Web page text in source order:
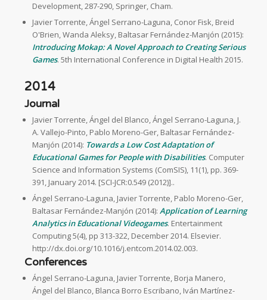
Development, 287-290, Springer, Cham.
Javier Torrente, Ángel Serrano-Laguna, Conor Fisk, Breid
O'Brien, Wanda Aleksy, Baltasar Fernández-Manjón (2015):
Introducing Mokap: A Novel Approach to Creating Serious
Games. 5th International Conference in Digital Health 2015.
2014
Journal
Javier Torrente, Ángel del Blanco, Ángel Serrano-Laguna, J.
A. Vallejo-Pinto, Pablo Moreno-Ger, Baltasar Fernández-
Manjón (2014): Towards a Low Cost Adaptation of
Educational Games for People with Disabilities. Computer
Science and Information Systems (ComSIS), 11(1), pp. 369-
391, January 2014. [SCI-JCR:0.549 (2012)]..
Ángel Serrano-Laguna, Javier Torrente, Pablo Moreno-Ger,
Baltasar Fernández-Manjón (2014): Application of Learning
Analytics in Educational Videogames. Entertainment
Computing 5(4), pp 313-322, December 2014. Elsevier.
http://dx.doi.org/10.1016/j.entcom.2014.02.003.
Conferences
Ángel Serrano-Laguna, Javier Torrente, Borja Manero,
Ángel del Blanco, Blanca Borro Escribano, Iván Martínez-